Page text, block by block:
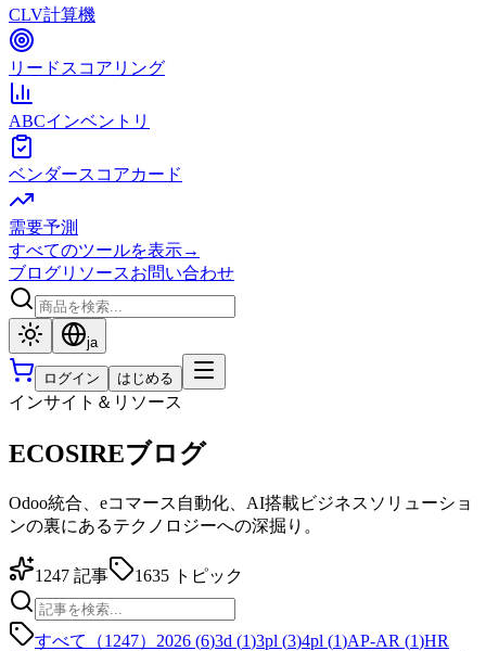
CLV計算機
リードスコアリング
ABCインベントリ
ベンダースコアカード
需要予測
すべてのツールを表示→
ブログリソースお問い合わせ
ja
ログイン はじめる
インサイト＆リソース
ECOSIREブログ
Odoo統合、eコマース自動化、AI搭載ビジネスソリューショ
ンの裏にあるテクノロジーへの深掘り。
1247 記事 1635 トピック
すべて（1247） 2026 (6)3d (1)3pl (3)4pl (1)AP-AR (1)HR